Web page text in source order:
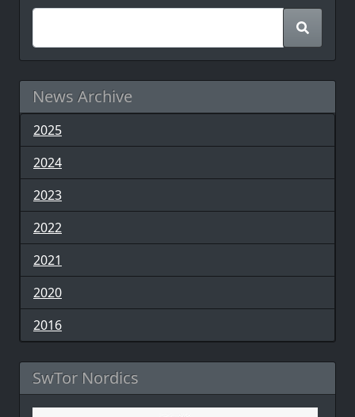
News Archive
2025
2024
2023
2022
2021
2020
2016
SwTor Nordics